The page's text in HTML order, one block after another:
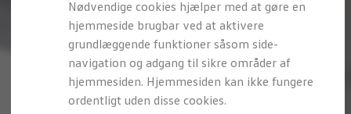
Nødvendige cookies hjælper med at gøre en
hjemmeside brugbar ved at aktivere
grundlæggende funktioner såsom side-
navigation og adgang til sikre områder af
hjemmesiden. Hjemmesiden kan ikke fungere
ordentligt uden disse cookies.
Energieffektivitet
Teaser Battery Regulation
Software og konnektivitet
ID. Software 6.0
ID.- softwareversioner og opdateringer
Grænseflader til din ID.
Køb og leasing
Lagerbiler til hurtig levering